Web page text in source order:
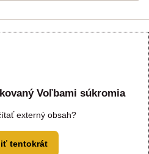
Voľbami súkromia
externý obsah?
tentokrát